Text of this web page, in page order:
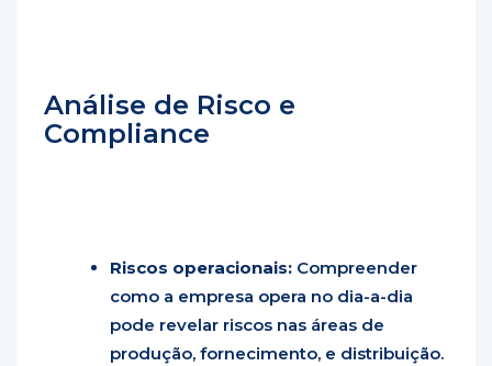
Análise de Risco e
Compliance
Riscos operacionais: Compreender
como a empresa opera no dia-a-dia
pode revelar riscos nas áreas de
produção, fornecimento, e distribuição.